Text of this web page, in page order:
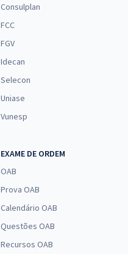
Consulplan
FCC
FGV
Idecan
Selecon
Uniase
Vunesp
EXAME DE ORDEM
OAB
Prova OAB
Calendário OAB
Questões OAB
Recursos OAB